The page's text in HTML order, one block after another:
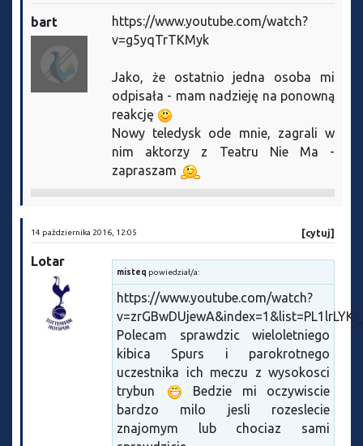
bart
https://www.youtube.com/watch?
v=g5yqTrTKMyk
Jako, że ostatnio jedna osoba mi
odpisała - mam nadzieję na ponowną
reakcję
Nowy teledysk ode mnie, zagrali w
nim aktorzy z Teatru Nie Ma -
zapraszam
14 października 2016, 12:05 [cytuj]
Lotar
misteq powiedział/a:
https://www.youtube.com/watch?
Polecam sprawdzic wieloletniego
kibica Spurs i parokrotnego
uczestnika ich meczu z wysokosci
trybun
Bedzie mi oczywiscie
bardzo milo jesli rozeslecie
znajomym lub chociaz sami